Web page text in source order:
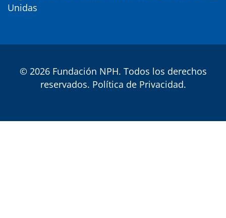
Unidas
© 2026 Fundación NPH. Todos los derechos
reservados. Política de Privacidad.